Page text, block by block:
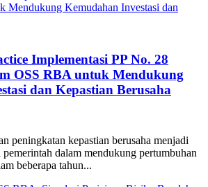
Implementasi PP No. 28
OSS RBA untuk Mendukung
dan Kepastian Berusaha
peningkatan kepastian berusaha menjadi
pemerintah dalam mendukung pertumbuhan
beberapa tahun...